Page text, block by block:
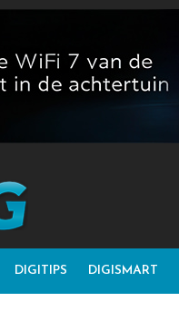
DIGITIPS DIGISMART